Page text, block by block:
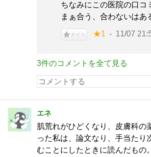
ちなみにこの医院の口コ
まぁ合う、合わないはあ
ナイス ★1 11/07
3件のコメントを全て見る
エネ
肌荒れがひどくなり、皮膚科の
った私は、論文なり、手当たり
むことにしたときに読んだもの